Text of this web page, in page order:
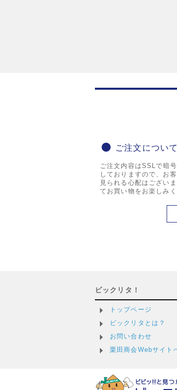
ご注文について
ご注文内容はSSLで暗
しておりますので、お
見られる心配はござい
てお買い物をお楽しみく
ビックリタ！
トップページ
ビックリタとは？
お問い合わせ
栗田商会Webサイト